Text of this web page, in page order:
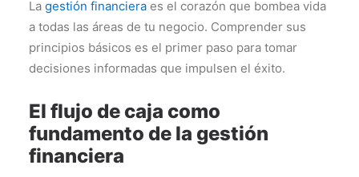
La gestión financiera es el corazón que bombea vida
a todas las áreas de tu negocio. Comprender sus
principios básicos es el primer paso para tomar
decisiones informadas que impulsen el éxito.
El flujo de caja como
fundamento de la gestión
financiera